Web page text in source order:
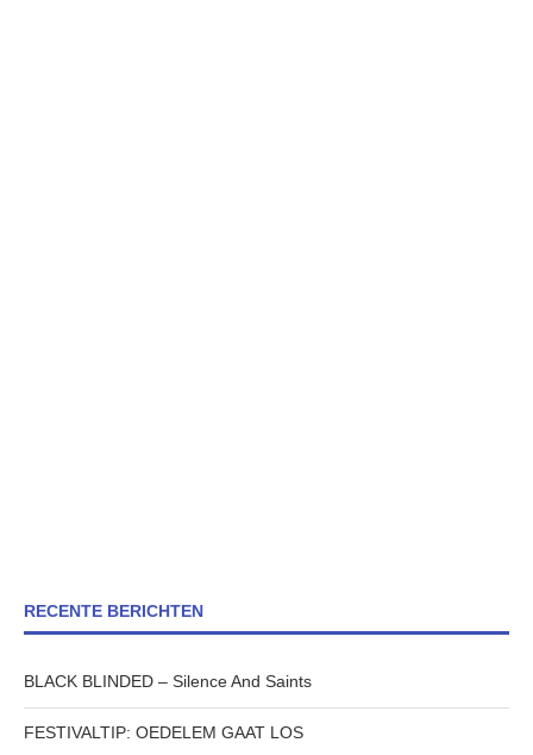
RECENTE BERICHTEN
BLACK BLINDED – Silence And Saints
FESTIVALTIP: OEDELEM GAAT LOS